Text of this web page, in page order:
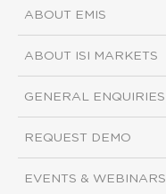
ABOUT EMIS
ABOUT ISI MARKETS
GENERAL ENQUIRIES
REQUEST DEMO
EVENTS & WEBINARS